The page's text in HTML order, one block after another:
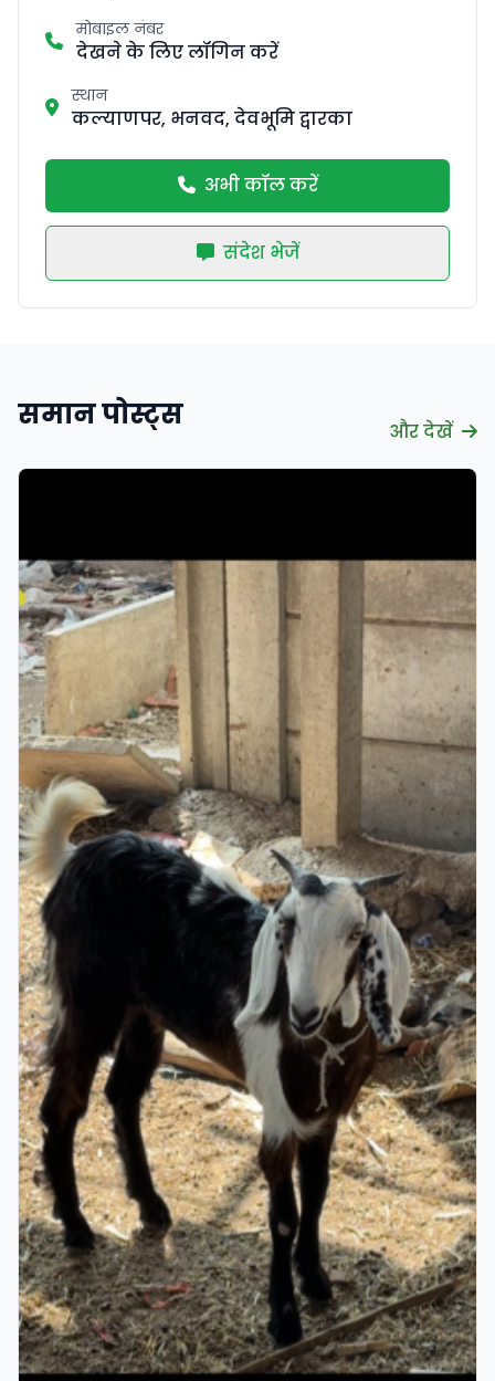
मोबाइल नंबर
देखने के लिए लॉगिन करें
स्थान
कल्याणपर, भनवद, देवभूमि द्वारका
अभी कॉल करें
संदेश भेजें
समान पोस्ट्स और देखें